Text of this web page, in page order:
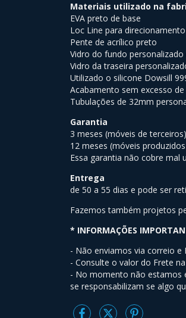
Materiais utilizado na
EVA preto de base
Loc Line para
Pente de acrílico preto
Vidro do fundo personalizado
Vidro da traseira
Utilizado o silicone Dowsill
Acabamento sem excesso
Tubulações de 32mm
Garantia
3 meses (móveis de terceiros)
12 meses (móveis
Essa garantia não cobre mal
Entrega
de 50 a 55 dias e pode ser
Fazemos também projetos
* INFORMAÇÕES
- Não enviamos via correio e
- Consulte o valor do Frete
- No momento não estamos
se responsabilizam se algo